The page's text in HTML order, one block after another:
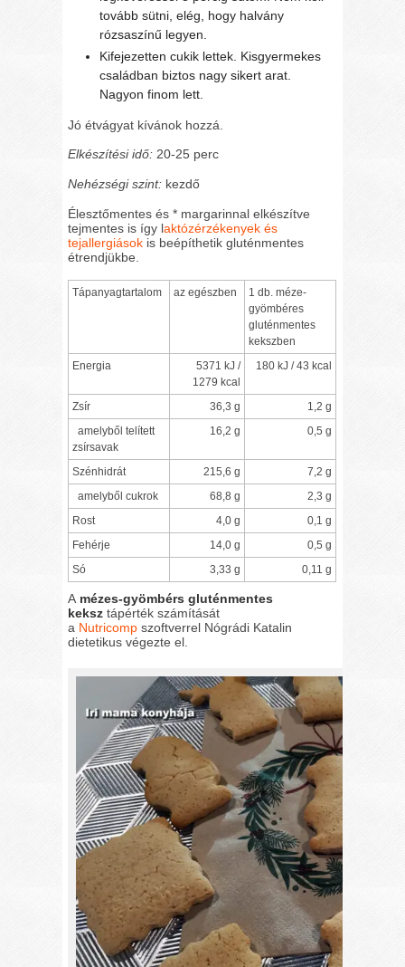
tovább sütni, elég, hogy halvány
rózsaszínű legyen.
Kifejezetten cukik lettek. Kisgyermekes
családban biztos nagy sikert arat.
Nagyon finom lett.
Jó étvágyat kívánok hozzá.
Elkészítési idő: 20-25 perc
Nehézségi szint: kezdő
Élesztőmentes és * margarinnal elkészítve
tejmentes is így laktózérzékenyek és
tejallergiások is beépíthetik gluténmentes
étrendjükbe.
Tápanyagtartalom az egészben
1 db. méze-
gyömbéres
gluténmentes
kekszben
Energia
5371 kJ /
1279 kcal
180 kJ / 43 kcal
Zsír 36,3 g
1,2 g
amelyből telített
zsírsavak
16,2 g 0,5 g
Szénhidrát 215,6 g
7,2 g
amelyből cukrok
68,8 g
2,3 g
Rost
4,0 g
0,1 g
Fehérje
14,0 g
0,5 g
Só
3,33 g 0,11 g
A mézes-gyömbérs gluténmentes
keksz tápérték számítását
a Nutricomp szoftverrel Nógrádi Katalin
dietetikus végezte el.